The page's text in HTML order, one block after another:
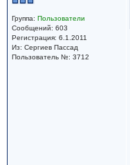
Группа: Пользователи
Сообщений: 603
Регистрация: 6.1.2011
Из: Сергиев Пассад
Пользователь №: 3712